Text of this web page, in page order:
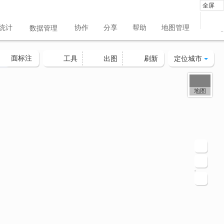
计 数据管理 协作 分享 帮助 地图管理
全屏
地图
面标注 工具 出图 刷新 定位城市